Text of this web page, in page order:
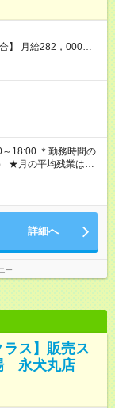
】 月給282，000円
月給380，000円～ ※
前職経験などを考慮
残業手当 ◎住宅手当
当 ◎単身手当 ◎残業
より異なります ※
位で支給！ （実績：
時と同じです。
18:00 ＊勤務時間の
に減らしていきます
シ。残業分は1分単
★月の平均
、さらに減らしてい
詳細へ
ー
ラス】販売ス
永犬丸店